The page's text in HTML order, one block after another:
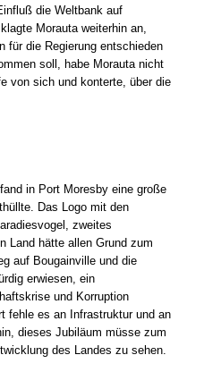
die Weltbank auf
Morauta weiterhin an,
für die Regierung entschieden
soll, habe Morauta nicht
von sich und konterte, über die
in Port Moresby eine große
Das Logo mit den
zweites
Land hätte allen Grund zum
auf Bougainville und die
erwiesen, ein
und Korruption
fehle es an Infrastruktur und an
dieses Jubiläum müsse zum
des Landes zu sehen.